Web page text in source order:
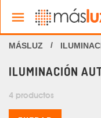
ILUMINACIÓN
4 productos